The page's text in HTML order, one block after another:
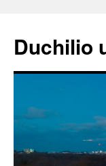
Duchilio